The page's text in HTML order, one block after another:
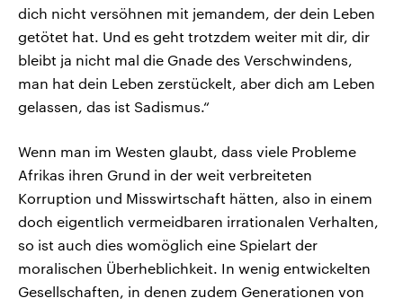
dich nicht versöhnen mit jemandem, der dein Leben
getötet hat. Und es geht trotzdem weiter mit dir, dir
bleibt ja nicht mal die Gnade des Verschwindens,
man hat dein Leben zerstückelt, aber dich am Leben
gelassen, das ist Sadismus.“
Wenn man im Westen glaubt, dass viele Probleme
Afrikas ihren Grund in der weit verbreiteten
Korruption und Misswirtschaft hätten, also in einem
doch eigentlich vermeidbaren irrationalen Verhalten,
so ist auch dies womöglich eine Spielart der
moralischen Überheblichkeit. In wenig entwickelten
Gesellschaften, in denen zudem Generationen von